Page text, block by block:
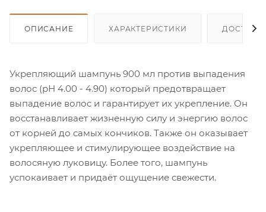
ОПИСАНИЕ ХАРАКТЕРИСТИКИ
Укрепляющий шампунь 900 мл против выпадения
волос (рН 4.00 - 4.90) который предотвращает
выпадение волос и гарантирует их укрепление. Он
восстанавливает жизненную силу и энергию волос
от корней до самых кончиков. Также он оказывает
укрепляющее и стимулирующее воздействие на
волосяную луковицу. Более того, шампунь
успокаивает и придаёт ощущение свежести.